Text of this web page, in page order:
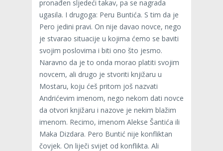
pronađen sljedeći takav, pa se nagrada
ugasila. I drugoga: Peru Buntića. S tim da je
Pero jedini pravi. On nije davao novce, nego
je stvarao situacije u kojima ćemo se baviti
svojim poslovima i biti ono što jesmo.
Naravno da je to onda morao platiti svojim
novcem, ali drugo je stvoriti knjižaru u
Mostaru, koju ćeš pritom još nazvati
Andrićevim imenom, nego nekom dati novce
da otvori knjižaru i nazove je nekim blažim
imenom. Recimo, imenom Alekse Šantića ili
Maka Dizdara. Pero Buntić nije konfliktan
čovjek. On liječi svijet od konflikta. Ali